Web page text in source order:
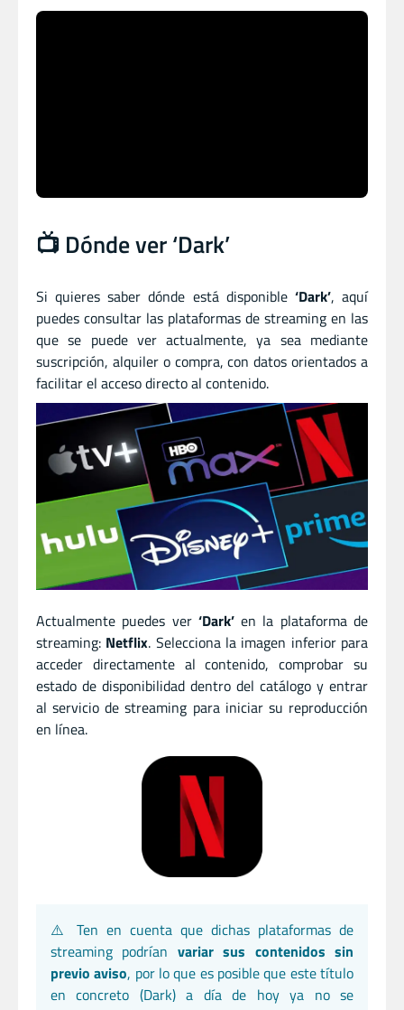
📺 Dónde ver ‘Dark’
Si quieres saber dónde está disponible ‘Dark’, aquí
puedes consultar las plataformas de streaming en las
que se puede ver actualmente, ya sea mediante
suscripción, alquiler o compra, con datos orientados a
facilitar el acceso directo al contenido.
Actualmente puedes ver ‘Dark’en la plataforma de
streaming: Netflix. Selecciona la imagen inferior para
acceder directamente al contenido, comprobar su
estado de disponibilidad dentro del catálogo y entrar
al servicio de streaming para iniciar su reproducción
en línea.
⚠️ Ten en cuenta que dichas plataformas de
streaming podrían variar sus contenidos sin
previo aviso, por lo que es posible que este título
en concreto (Dark) a día de hoy ya no se